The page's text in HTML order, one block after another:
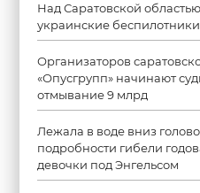
Над Саратовской
украинские беспилотники
Организаторов
«Опусгрупп» начинают
отмывание 9 млрд
Лежала в воде вниз
подробности гибели
девочки под Энгельсом